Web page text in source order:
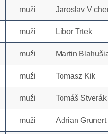
muži Jaroslav
muži Libor Trtek
muži Martin
muži Tomasz Kik
muži Tomáš Štverák
muži Adrian Grunert